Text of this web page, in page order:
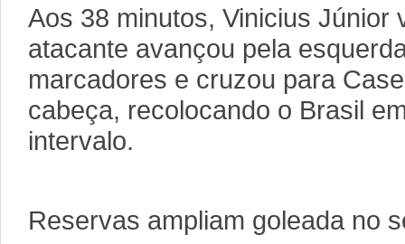
Aos 38 minutos, Vinicius Júnior
atacante avançou pela
marcadores e cruzou para
cabeça, recolocando o Brasil
intervalo.
Reservas ampliam goleada no